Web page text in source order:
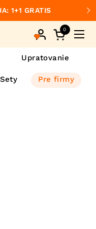
1+1 GRATIS
Otvorte
0
Upratovanie
Sety Pre firmy